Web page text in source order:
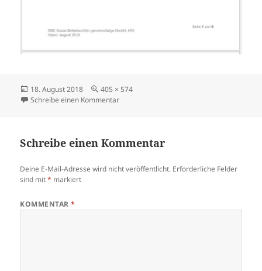
Veröffentlicht
am
18. August 2018
Volle
Größe
405 × 574
Schreibe einen Kommentarzu 0Demenz-Netzwerk-Koeln-Muelheim-
Schreibe einen Kommentar
Deine E-Mail-Adresse wird nicht veröffentlicht. Erforderliche Felder
sind mit* markiert
KOMMENTAR*